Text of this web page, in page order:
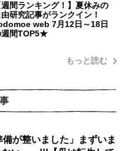
週間ランキング！】夏休みの
由研究記事がランクイン！
web 7月12日～18日
週間TOP5★
もっと読む
備が整いました」まずいま